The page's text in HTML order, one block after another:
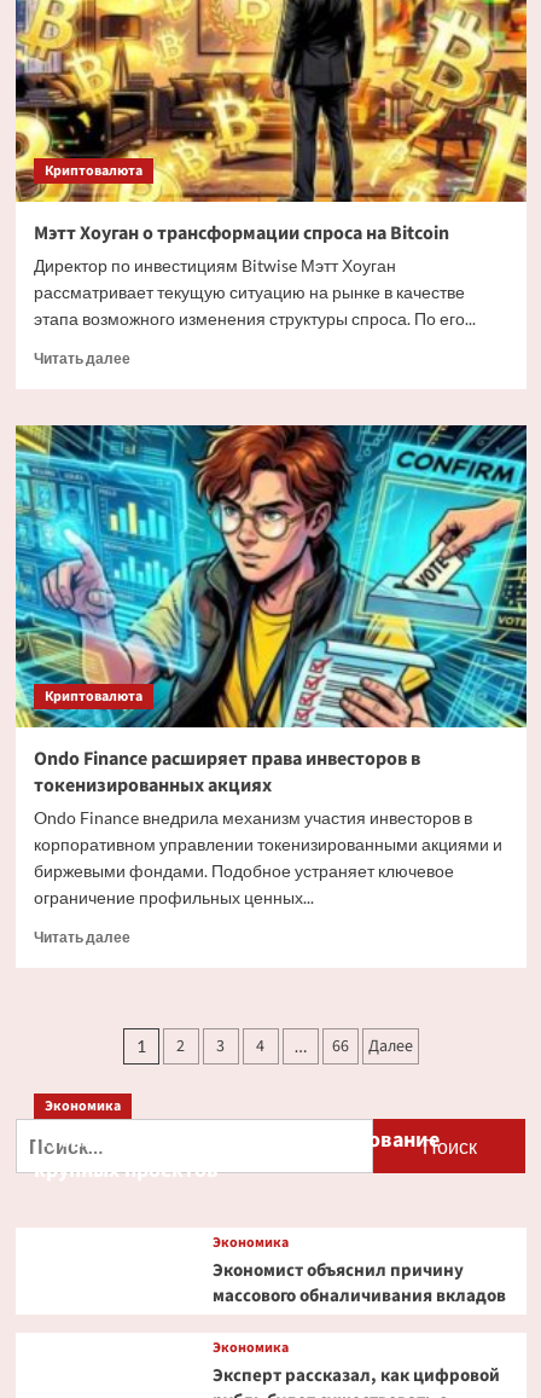
3
июля
2026
года
Криптовалюта
Мэтт Хоуган о трансформации спроса на Bitcoin
Директор по инвестициям Bitwise Мэтт Хоуган
рассматривает текущую ситуацию на рынке в качестве
этапа возможного изменения структуры спроса. По его...
Читать далееПрочитать
Мэтт
Хоуган
о
трансформации
спроса
на
Bitcoin
Криптовалюта
Ondo Finance расширяет права инвесторов в
токенизированных акциях
Ondo Finance внедрила механизм участия инвесторов в
корпоративном управлении токенизированными акциями и
биржевыми фондами. Подобное устраняет ключевое
ограничение профильных ценных...
Читать далееПрочитать
Finance
расширяет
инвесторов
в
Пагинация
записей
1 2 3 4 … 66 Далее
Экономика
Путин и Костин обсудили кредитование
крупных проектов
Экономика
Экономист объяснил причину
массового обналичивания вкладов
Экономика
Эксперт рассказал, как цифровой